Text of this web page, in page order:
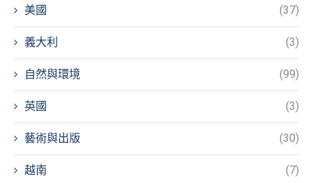
美國 (37)
義大利 (3)
自然與環境 (99)
英國 (3)
藝術與出版 (30)
越南 (7)